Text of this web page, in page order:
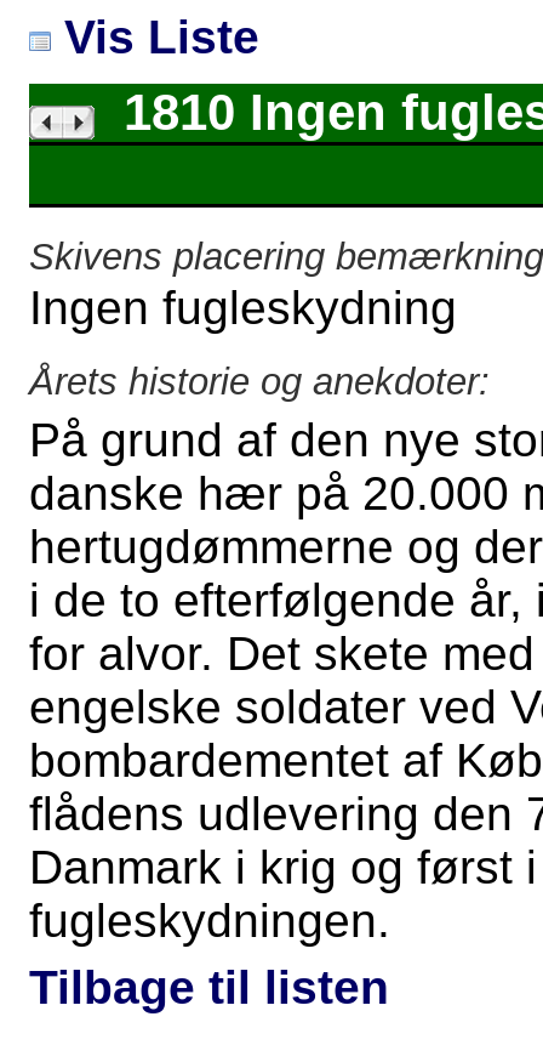
Vis Liste
1810 Ingen
Skivens placering
Ingen fugleskydning
Årets historie og anekdoter:
På grund af den nye
danske hær på 20.000
hertugdømmerne og
i de to efterfølgende
for alvor. Det skete
engelske soldater ved
bombardementet af
flådens udlevering den
Danmark i krig og først
fugleskydningen.
Tilbage til listen